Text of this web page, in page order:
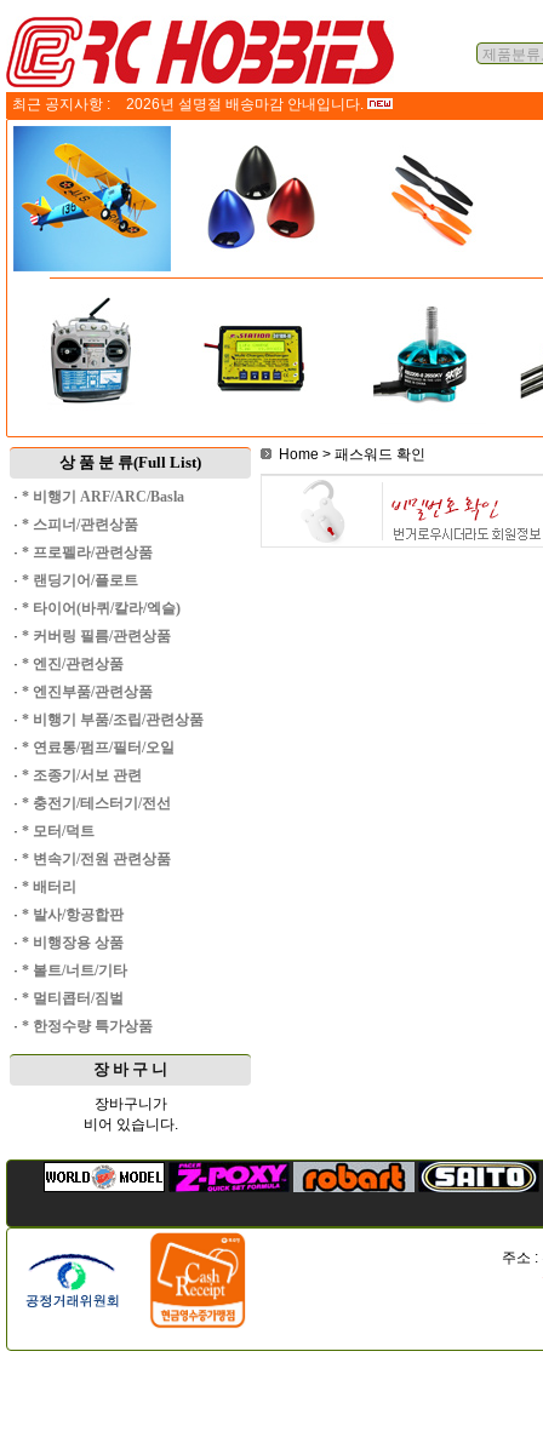
최근 공지사항 : 2026년 설명절 배송마감 안내입니다.
상 품 분 류(Full List)
· * 비행기 ARF/ARC/Basla
· * 스피너/관련상품
· * 프로펠라/관련상품
· * 랜딩기어/플로트
· * 타이어(바퀴/칼라/엑슬)
· * 커버링 필름/관련상품
· * 엔진/관련상품
· * 엔진부품/관련상품
· * 비행기 부품/조립/관련상품
· * 연료통/펌프/필터/오일
· * 조종기/서보 관련
· * 충전기/테스터기/전선
· * 모터/덕트
· * 변속기/전원 관련상품
· * 배터리
· * 발사/항공합판
· * 비행장용 상품
· * 볼트/너트/기타
· * 멀티콥터/짐벌
· * 한정수량 특가상품
장 바 구 니
장바구니가
비어 있습니다.
Home > 패스워드 확인
주소